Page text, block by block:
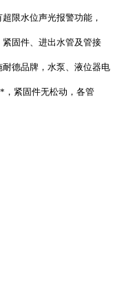
限水位声光报警功能，
紧固件、进出水管及管接
耐德品牌，水泵、液位器电
，紧固件无松动，各管